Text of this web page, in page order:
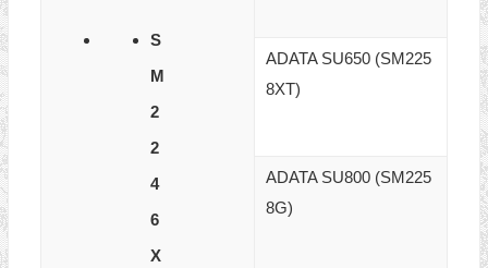
S
M
2
2
4
6
X
ADATA SU650 (SM225
8XT)
ADATA SU800 (SM225
8G)